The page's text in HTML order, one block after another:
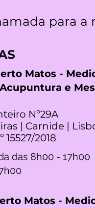
para a
Matos -
e
Nº29A
| Carnide |
15527/2018
das 8h00 - 17h00
Matos -